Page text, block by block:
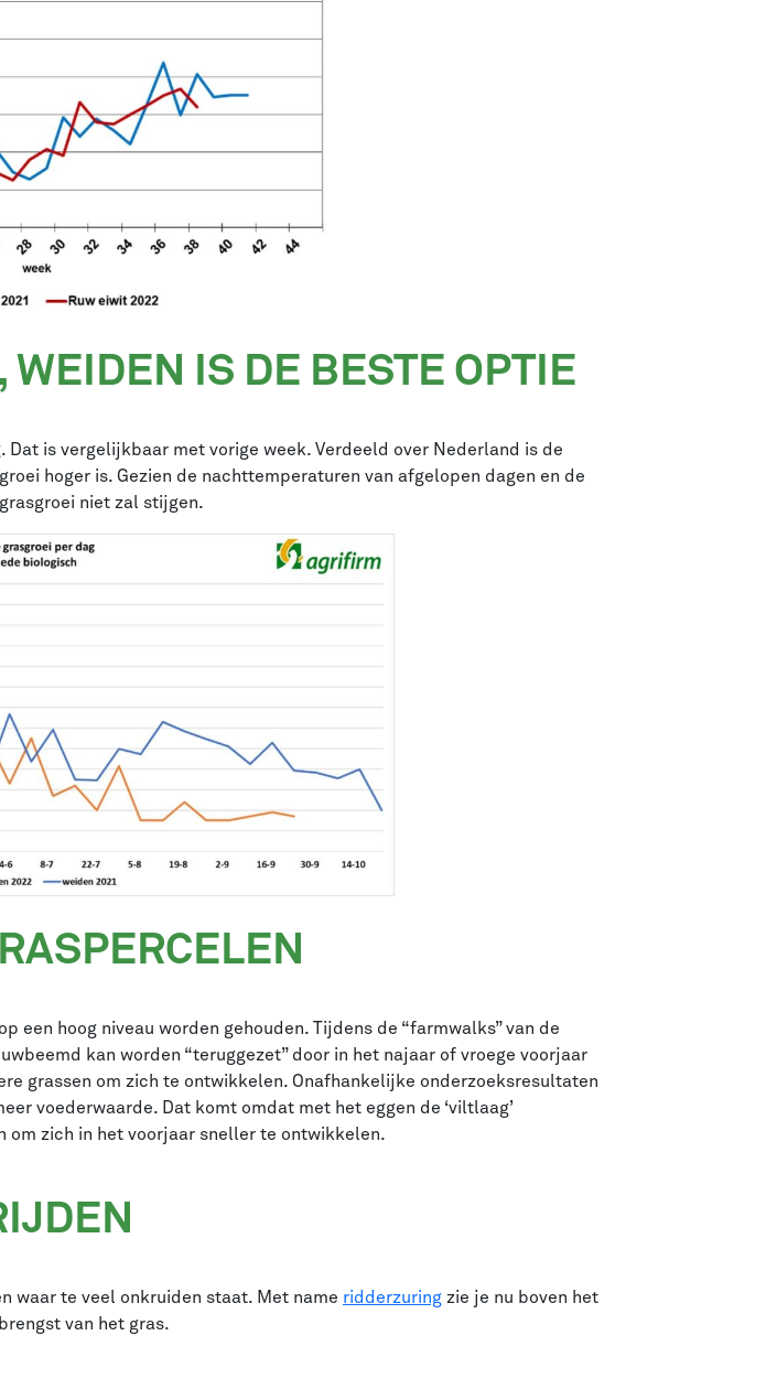
IS DE BESTE OPTIE
is vergelijkbaar met vorige week. Verdeeld over Nederland is de
hoger is. Gezien de nachttemperaturen van afgelopen dagen en de
niet zal stijgen.
een hoog niveau worden gehouden. Tijdens de “farmwalks” van de
kan worden “teruggezet” door in het najaar of vroege voorjaar
grassen om zich te ontwikkelen. Onafhankelijke onderzoeksresultaten
voederwaarde. Dat komt omdat met het eggen de ‘viltlaag’
om zich in het voorjaar sneller te ontwikkelen.
waar te veel onkruiden staat. Met name ridderzuring zie je nu boven het
van het gras.